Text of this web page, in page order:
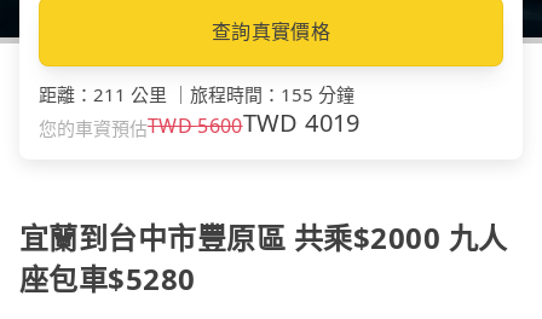
查詢真實價格
距離 ： 211 公里 旅程時間 ： 155 分鐘
您的車資預估TWD5600TWD4019
宜蘭到台中市豐原區 共乘$2000 九人
座包車$5280